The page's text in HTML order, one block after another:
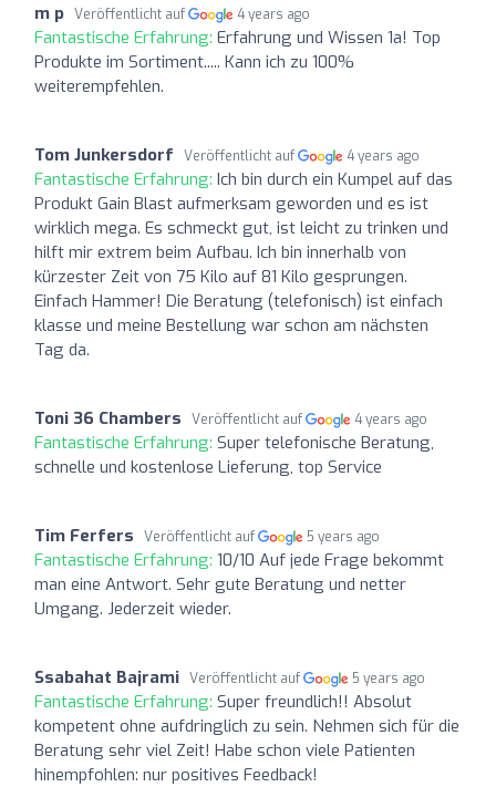
m p Veröffentlicht auf 4 years ago
Fantastische Erfahrung: Erfahrung und Wissen 1a! Top
Produkte im Sortiment..... Kann ich zu 100%
weiterempfehlen.
Tom Junkersdorf Veröffentlicht auf 4 years ago
Fantastische Erfahrung: Ich bin durch ein Kumpel auf das
Produkt Gain Blast aufmerksam geworden und es ist
wirklich mega. Es schmeckt gut, ist leicht zu trinken und
hilft mir extrem beim Aufbau. Ich bin innerhalb von
kürzester Zeit von 75 Kilo auf 81 Kilo gesprungen.
Einfach Hammer! Die Beratung (telefonisch) ist einfach
klasse und meine Bestellung war schon am nächsten
Tag da.
Toni 36 Chambers Veröffentlicht auf 4 years ago
Fantastische Erfahrung: Super telefonische Beratung,
schnelle und kostenlose Lieferung, top Service
Tim Ferfers Veröffentlicht auf 5 years ago
Fantastische Erfahrung: 10/10 Auf jede Frage bekommt
man eine Antwort. Sehr gute Beratung und netter
Umgang. Jederzeit wieder.
Ssabahat Bajrami Veröffentlicht auf 5 years ago
Fantastische Erfahrung: Super freundlich!! Absolut
kompetent ohne aufdringlich zu sein. Nehmen sich für die
Beratung sehr viel Zeit! Habe schon viele Patienten
hinempfohlen: nur positives Feedback!